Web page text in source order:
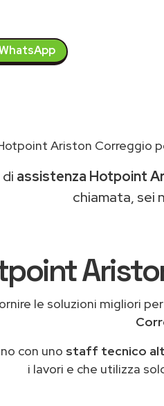
Ariston Correggio
assistenza Hotpoint
chiamata, sei
le soluzioni migliori
con uno staff tecnico
i lavori e che utilizza